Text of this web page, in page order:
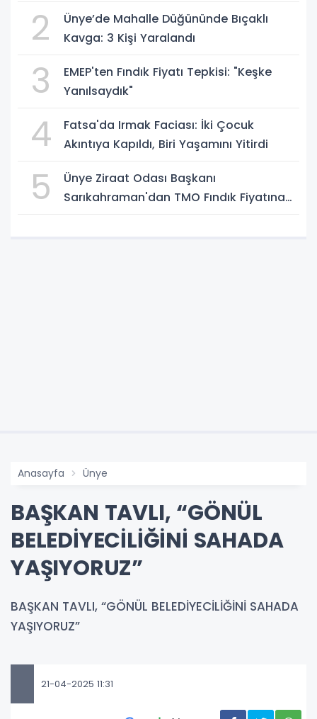
2
Ünye’de Mahalle Düğününde Bıçaklı
Kavga: 3 Kişi Yaralandı
3
EMEP'ten Fındık Fiyatı Tepkisi: "Keşke
Yanılsaydık"
4
Fatsa'da Irmak Faciası: İki Çocuk
Akıntıya Kapıldı, Biri Yaşamını Yitirdi
5
Ünye Ziraat Odası Başkanı
Sarıkahraman'dan TMO Fındık Fiyatına
Anasayfa Ünye
BAŞKAN TAVLI, “GÖNÜL
BELEDİYECİLİĞİNİ SAHADA
YAŞIYORUZ”
BAŞKAN TAVLI, “GÖNÜL BELEDİYECİLİĞİNİ SAHADA
YAŞIYORUZ”
21-04-2025 11:31